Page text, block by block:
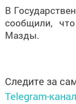
В
сообщили,
Мазды.
Следите за
Telegram-